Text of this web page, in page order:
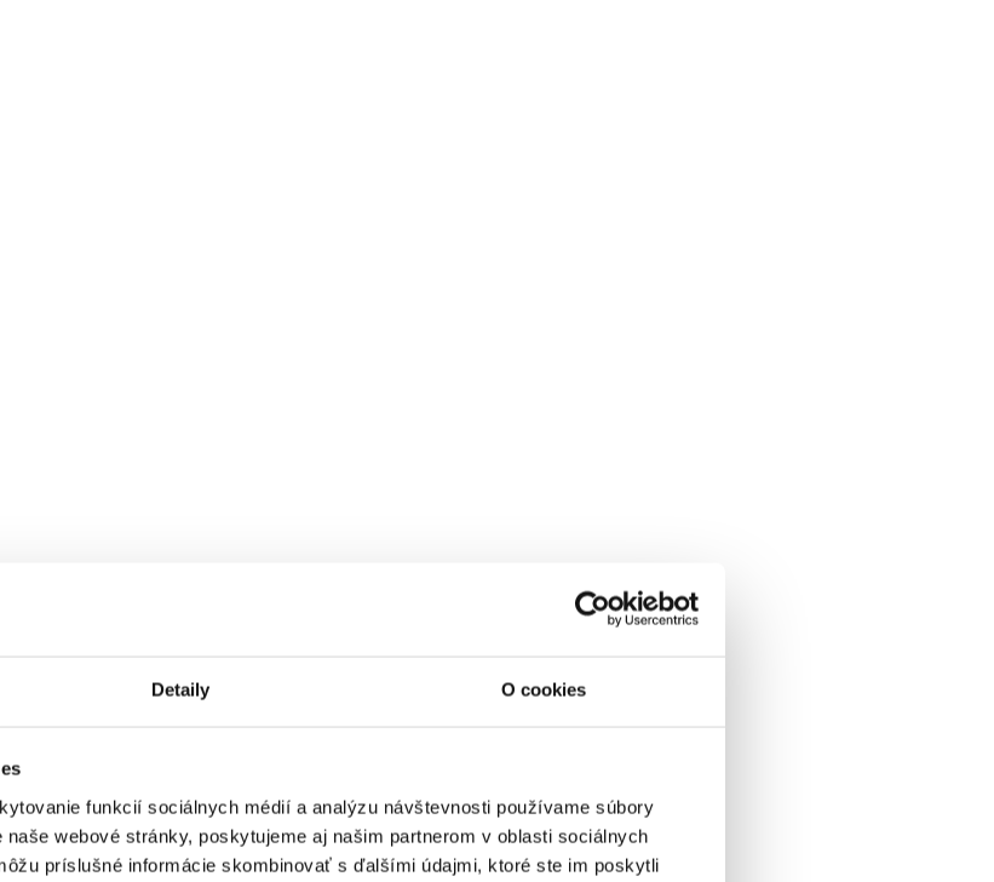
Detaily O cookies
funkcií sociálnych médií a analýzu návštevnosti používame súbory
webové stránky, poskytujeme aj našim partnerom v oblasti sociálnych
príslušné informácie skombinovať s ďalšími údajmi, ktoré ste im poskytli